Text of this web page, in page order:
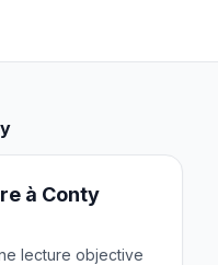
à Conty
lecture objective